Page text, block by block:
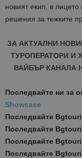
новият екип, в
решения за тежките
ЗА АКТУАЛНИ
ТУРОПЕРАТОРИ И
ВАЙБЪР КАНАЛА
Последвайте ни за
Showcase
Последвайте
Последвайте
Последвайте
Последвайте